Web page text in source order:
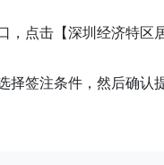
口，点击【深圳经
择签注条件，然后确认